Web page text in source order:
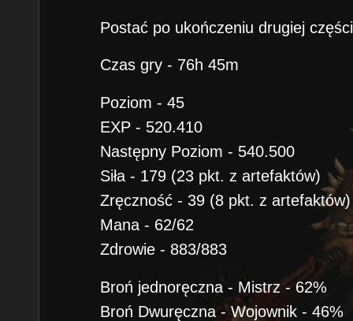
Postać po ukończeniu drugiej
Czas gry - 76h 45m
Poziom - 45
EXP - 520.410
Następny Poziom - 540.500
Siła - 179 (23 pkt. z artefaktów)
Zręczność - 39 (8 pkt. z artefaktów)
Mana - 62/62
Zdrowie - 883/883
Broń jednoręczna - Mistrz - 62%
Broń Dwuręczna - Wojownik - 46%